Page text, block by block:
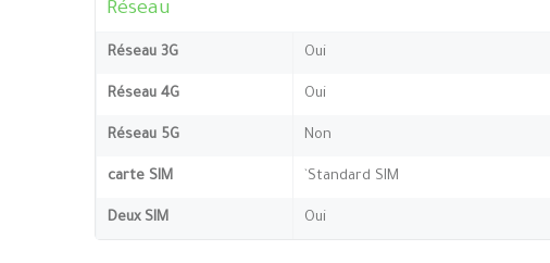
Réseau
Réseau 3G Oui
Réseau 4G Oui
Réseau 5G Non
carte SIM `Standard SIM
Deux SIM Oui